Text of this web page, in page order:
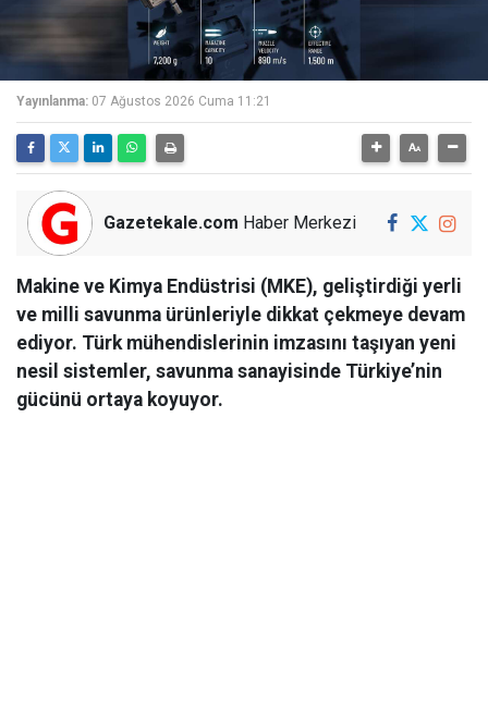
Yayınlanma: 07 Ağustos 2026 Cuma 11:21
Gazetekale.com Haber Merkezi
Makine ve Kimya Endüstrisi (MKE), geliştirdiği yerli
ve milli savunma ürünleriyle dikkat çekmeye devam
ediyor. Türk mühendislerinin imzasını taşıyan yeni
nesil sistemler, savunma sanayisinde Türkiye’nin
gücünü ortaya koyuyor.